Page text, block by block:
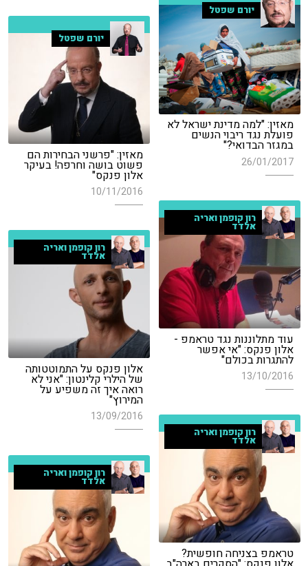
יורם שפטל
מאזין: "למה מדינת ישראל לא
פועלת נגד ריבוי הנשים
במגזר הבדואי?"
26/01/2017
יורם שפטל
מאזין: "פרשני הבחירות הם
פשוט בושה וחרפה! בעיקר
אלון פנקס"
10/11/2016
רון קופמן ואריה
אלדד
עוד מתלוננות נגד טראמפ -
אלון פנקס: "אי אפשר
להתגרות בכולם"
13/10/2016
רון קופמן ואריה
אלדד
אלון פנקס על התמוטטותה
של הילרי קלינטון: "אני לא
רואה איך זה משפיע על
המירוץ"
13/09/2016
רון קופמן ואריה
אלדד
טראמפ בצניחה חופשית?
רון קופמן ואריה
אלדד